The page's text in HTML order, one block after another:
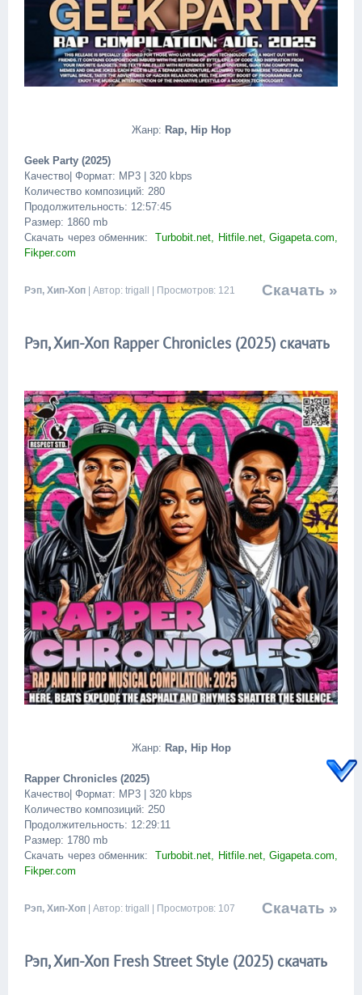
Жанр: Rap, Hip Hop
Geek Party (2025)
Качество| Формат: MP3 | 320 kbps
Количество композиций: 280
Продолжительность: 12:57:45
Размер: 1860 mb
Скачать через обменник: Turbobit.net, Hitfile.net, Gigapeta.com,
Fikper.com
Скачать »
Рэп, Хип-Хоп | Автор: trigall | Просмотров: 121
Рэп, Хип-Хоп Rapper Chronicles (2025) скачать
Жанр: Rap, Hip Hop
Rapper Chronicles (2025)
Качество| Формат: MP3 | 320 kbps
Количество композиций: 250
Продолжительность: 12:29:11
Размер: 1780 mb
Скачать через обменник: Turbobit.net, Hitfile.net, Gigapeta.com,
Fikper.com
Скачать »
Рэп, Хип-Хоп | Автор: trigall | Просмотров: 107
Рэп, Хип-Хоп Fresh Street Style (2025) скачать